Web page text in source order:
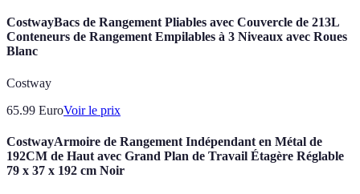
CostwayBacs de Rangement Pliables avec Couvercle de 213L
Conteneurs de Rangement Empilables à 3 Niveaux avec Roues
Blanc
Costway
65.99 EuroVoir le prix
CostwayArmoire de Rangement Indépendant en Métal de
192CM de Haut avec Grand Plan de Travail Étagère Réglable
79 x 37 x 192 cm Noir